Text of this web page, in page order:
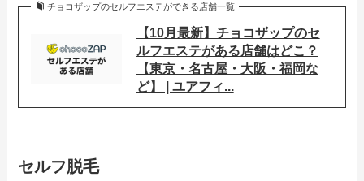
チョコザップのセルフエステができる店舗一覧
【10月最新】チョコザップのセ
ルフエステがある店舗はどこ？
【東京・名古屋・大阪・福岡な
ど】 | ユアフィ...
セルフ脱毛